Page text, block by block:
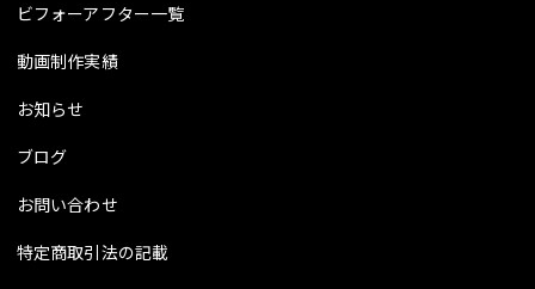
ビフォーアフター一覧
動画制作実績
お知らせ
ブログ
お問い合わせ
特定商取引法の記載